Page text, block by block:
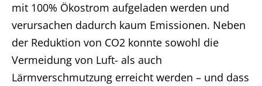
mit 100% Ökostrom aufgeladen werden und
verursachen dadurch kaum Emissionen. Neben
der Reduktion von CO2 konnte sowohl die
Vermeidung von Luft- als auch
Lärmverschmutzung erreicht werden – und dass
Home
Unternehmen